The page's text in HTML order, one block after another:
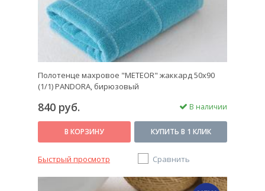
Полотенце махровое "METEOR" жаккард 50х90
(1/1) PANDORA, бирюзовый
840 руб. В наличии
В КОРЗИНУ КУПИТЬ В 1 КЛИК
Быстрый просмотр Сравнить